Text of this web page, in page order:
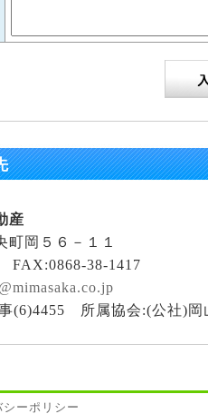
産
岡５６－１１
FAX:0868-38-1417
(6)4455 所属協会:(公社)岡
シーポリシー